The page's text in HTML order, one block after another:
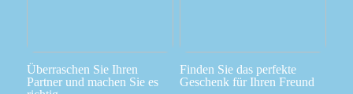
Überraschen Sie Ihren
Partner und machen Sie es
Finden Sie das perfekte
Geschenk für Ihren Freund